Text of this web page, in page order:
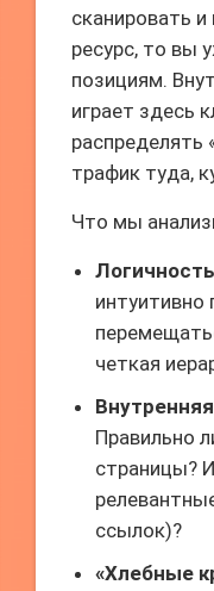
сканировать
ресурс, то вы
позициям.
играет здесь
распределять
трафик туда,
Что мы
интуитивно
четкая
Правильно
страницы?
ссылок)?
«Хлебные